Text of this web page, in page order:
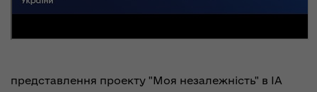
представлення проекту "Моя незалежність" в ІА